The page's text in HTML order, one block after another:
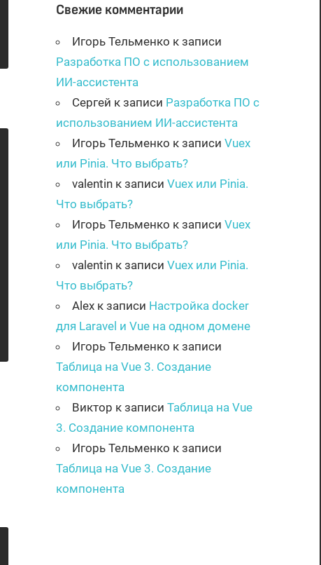
Свежие комментарии
Игорь Тельменко к записи
Разработка ПО с использованием
ИИ-ассистента
Сергей к записи Разработка ПО с
использованием ИИ-ассистента
Игорь Тельменко к записи Vuex
или Pinia. Что выбрать?
valentinк записи Vuex или Pinia.
Что выбрать?
Игорь Тельменко к записи Vuex
или Pinia. Что выбрать?
valentinк записи Vuex или Pinia.
Что выбрать?
Alexк записи Настройка docker
для Laravel и Vue на одном домене
Игорь Тельменко к записи
Таблица на Vue 3. Создание
компонента
Виктор к записи Таблица на Vue
3. Создание компонента
Игорь Тельменко к записи
Таблица на Vue 3. Создание
компонента